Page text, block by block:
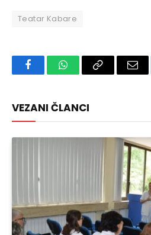
Teatar Kabare
FacebookWhatsAppCopy
VEZANI ČLANCI